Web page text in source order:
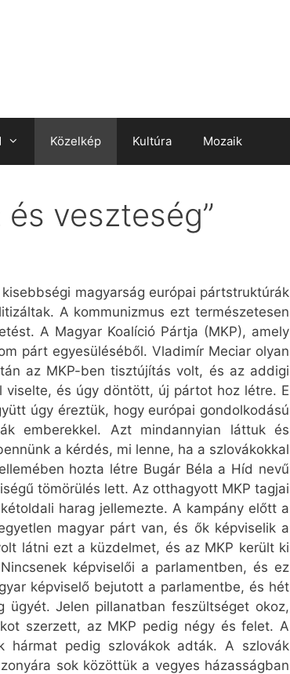
Közelkép Kultúra Mozaik
veszteség”
magyarság európai pártstruktúrák
A kommunizmus ezt természetesen
A Magyar Koalíció Pártja (MKP), amely
párt egyesüléséből. Vladimír Meciar olyan
az MKP-ben tisztújítás volt, és az addigi
viselte, és úgy döntött, új pártot hoz létre. E
úgy éreztük, hogy európai gondolkodású
emberekkel. Azt mindannyian láttuk és
a kérdés, mi lenne, ha a szlovákokkal
hozta létre Bugár Béla a Híd nevű
tömörülés lett. Az otthagyott MKP tagjai
harag jellemezte. A kampány előtt a
magyar párt van, és ők képviselik a
látni ezt a küzdelmet, és az MKP került ki
képviselői a parlamentben, és ez
képviselő bejutott a parlamentbe, és hét
ügyét. Jelen pillanatban feszültséget okoz,
szerzett, az MKP pedig négy és felet. A
hármat pedig szlovákok adták. A szlovák
sok közöttük a vegyes házasságban